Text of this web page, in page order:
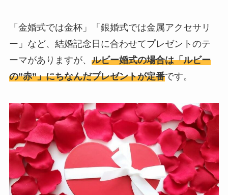
「金婚式では金杯」「銀婚式では金属アクセサリ
ー」など、結婚記念日に合わせてプレゼントのテ
ーマがありますが、 ルビー婚式の場合は「ルビー
の”赤”」にちなんだプレゼントが定番です。